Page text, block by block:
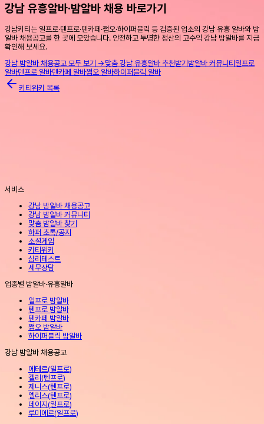
강남 유흥알바·밤알바 채용 바로가기
강남키티는 일프로·텐프로·텐카페·쩜오·하이퍼블릭 등 검증된 업소의 강남 유흥 알바와 밤
알바 채용공고를 한 곳에 모았습니다. 안전하고 투명한 정산의 고수익 강남 밤알바를 지금
확인해 보세요.
강남 밤알바 채용공고 모두 보기 → 맞춤 강남 유흥알바 추천받기밤알바 커뮤니티일프로
알바텐프로 알바텐카페 알바쩜오 알바하이퍼블릭 알바
키티위키 목록
서비스
강남 밤알바 채용공고
강남 밤알바 커뮤니티
맞춤 밤알바 찾기
하퍼 초톡/공지
소셜게임
키티위키
심리테스트
세무상담
업종별 밤알바·유흥알바
일프로 밤알바
텐프로 밤알바
텐카페 밤알바
쩜오 밤알바
하이퍼블릭 밤알바
강남 밤알바 채용공고
에테르(일프로)
켈리(텐프로)
제니스(텐프로)
엘리스(텐프로)
데이지(일프로)
루미에르(일프로)